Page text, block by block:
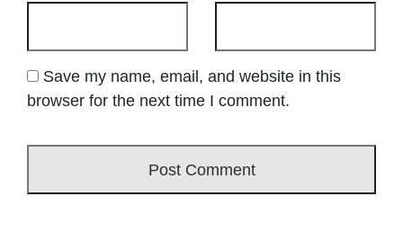
Save my name, email, and website in this
browser for the next time I comment.